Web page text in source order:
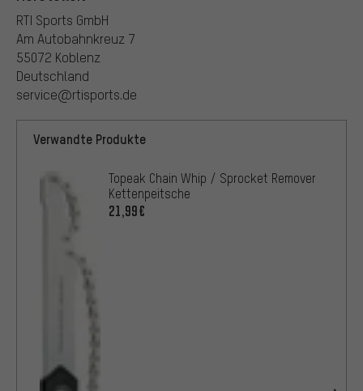
RTI Sports GmbH
Am Autobahnkreuz 7
55072 Koblenz
Deutschland
service@rtisports.de
Verwandte Produkte
Topeak Chain Whip / Sprocket Remover
Kettenpeitsche
21,99€